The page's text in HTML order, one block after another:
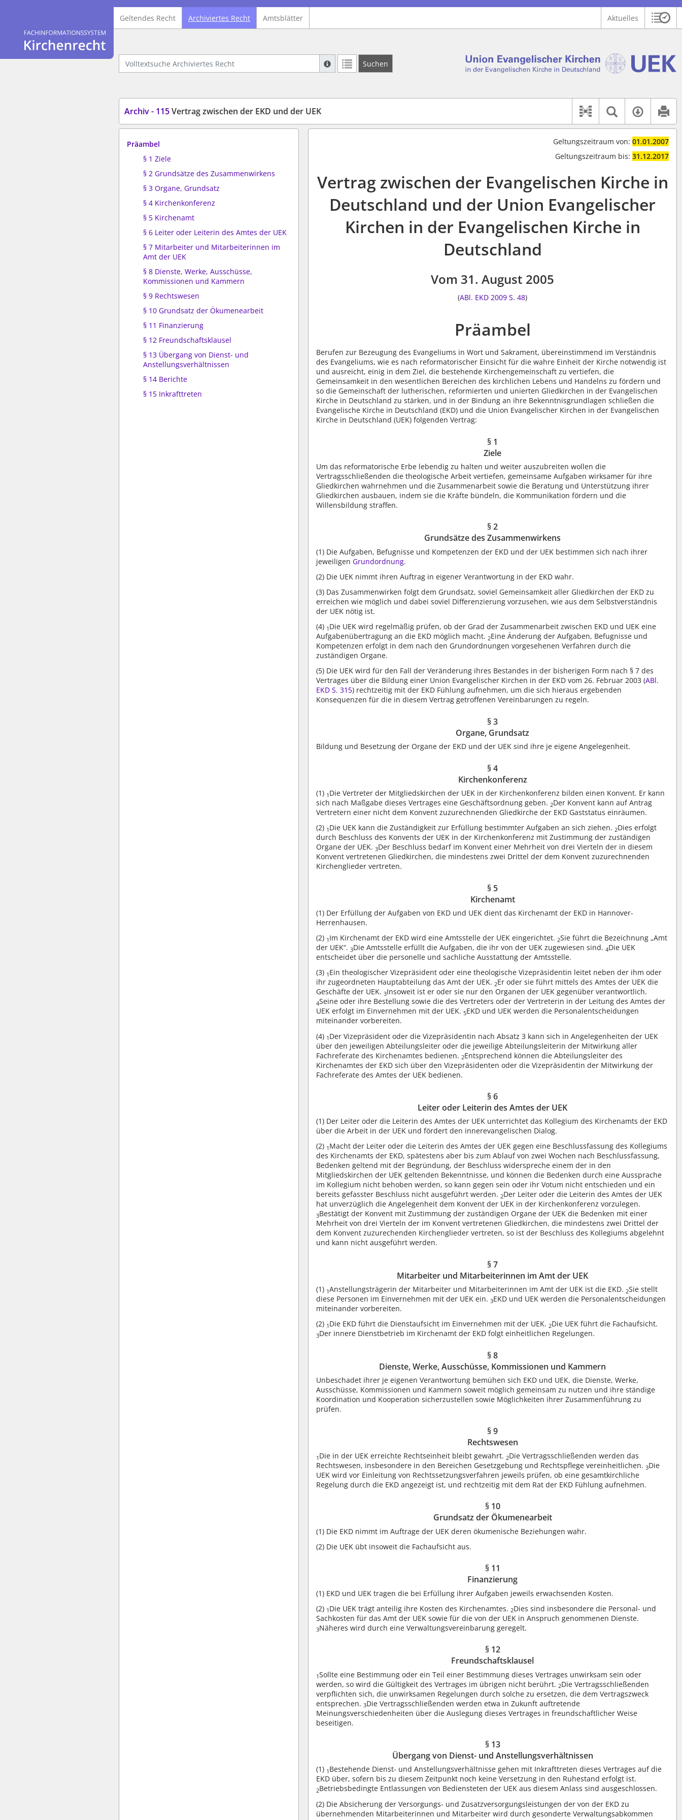
Logo Fachinformationssystem Kirchenrecht
Geltendes Recht Archiviertes Recht Amtsblätter Aktuelles
Volltextsuche Archiviertes Recht
Suche mit Platzhalter "*", Bsp. Pfarrer*, findet auch: "Pfarrerinitiative" oder "Pfarrerausschuss".
Suchen
Archiv - 115Vertrag zwischen der EKD und der UEK
Dokument-
Textsuche
Präambel
§ 1 Ziele
§ 2 Grundsätze des Zusammenwirkens
§ 3 Organe, Grundsatz
§ 4 Kirchenkonferenz
§ 5 Kirchenamt
§ 6 Leiter oder Leiterin des Amtes der UEK
§ 7 Mitarbeiter und Mitarbeiterinnen im
Amt der UEK
§ 8 Dienste, Werke, Ausschüsse,
Kommissionen und Kammern
§ 9 Rechtswesen
§ 10 Grundsatz der Ökumenearbeit
§ 11 Finanzierung
§ 12 Freundschaftsklausel
§ 13 Übergang von Dienst- und
Anstellungsverhältnissen
§ 14 Berichte
§ 15 Inkrafttreten
Geltungszeitraum von: 01.01.2007
Geltungszeitraum bis: 31.12.2017
Vertrag zwischen der Evangelischen Kirche in
Deutschland und der Union Evangelischer
Kirchen in der Evangelischen Kirche in
Deutschland
Vom 31. August 2005
(ABl. EKD 2009 S. 48)
Präambel
Berufen zur Bezeugung des Evangeliums in Wort und Sakrament, übereinstimmend im Verständnis
des Evangeliums, wie es nach reformatorischer Einsicht für die wahre Einheit der Kirche notwendig ist
und ausreicht, einig in dem Ziel, die bestehende Kirchengemeinschaft zu vertiefen, die
Gemeinsamkeit in den wesentlichen Bereichen des kirchlichen Lebens und Handelns zu fördern und
so die Gemeinschaft der lutherischen, reformierten und unierten Gliedkirchen in der Evangelischen
Kirche in Deutschland zu stärken, und in der Bindung an ihre Bekenntnisgrundlagen schließen die
Evangelische Kirche in Deutschland (EKD) und die Union Evangelischer Kirchen in der Evangelischen
Kirche in Deutschland (UEK) folgenden Vertrag:
§ 1
Ziele
Um das reformatorische Erbe lebendig zu halten und weiter auszubreiten wollen die
Vertragsschließenden die theologische Arbeit vertiefen, gemeinsame Aufgaben wirksamer für ihre
Gliedkirchen wahrnehmen und die Zusammenarbeit sowie die Beratung und Unterstützung ihrer
Gliedkirchen ausbauen, indem sie die Kräfte bündeln, die Kommunikation fördern und die
Willensbildung straffen.
§ 2
Grundsätze des Zusammenwirkens
(1) Die Aufgaben, Befugnisse und Kompetenzen der EKD und der UEK bestimmen sich nach ihrer
jeweiligenGrundordnung.
(2) Die UEK nimmt ihren Auftrag in eigener Verantwortung in der EKD wahr.
(3) Das Zusammenwirken folgt dem Grundsatz, soviel Gemeinsamkeit aller Gliedkirchen der EKD zu
erreichen wie möglich und dabei soviel Differenzierung vorzusehen, wie aus dem Selbstverständnis
der UEK nötig ist.
(4) 1 Die UEK wird regelmäßig prüfen, ob der Grad der Zusammenarbeit zwischen EKD und UEK eine
Aufgabenübertragung an die EKD möglich macht. 2Eine Änderung der Aufgaben, Befugnisse und
Kompetenzen erfolgt in dem nach den Grundordnungen vorgesehenen Verfahren durch die
zuständigen Organe.
(5) Die UEK wird für den Fall der Veränderung ihres Bestandes in der bisherigen Form nach § 7 des
Vertrages über die Bildung einer Union Evangelischer Kirchen in der EKD vom 26. Februar 2003 (ABl.
EKD S. 315) rechtzeitig mit der EKD Fühlung aufnehmen, um die sich hieraus ergebenden
Konsequenzen für die in diesem Vertrag getroffenen Vereinbarungen zu regeln.
§ 3
Organe, Grundsatz
Bildung und Besetzung der Organe der EKD und der UEK sind ihre je eigene Angelegenheit.
§ 4
Kirchenkonferenz
(1) 1 Die Vertreter der Mitgliedskirchen der UEK in der Kirchenkonferenz bilden einen Konvent. Er kann
sich nach Maßgabe dieses Vertrages eine Geschäftsordnung geben. 2Der Konvent kann auf Antrag
Vertretern einer nicht dem Konvent zuzurechnenden Gliedkirche der EKD Gaststatus einräumen.
(2) 1 Die UEK kann die Zuständigkeit zur Erfüllung bestimmter Aufgaben an sich ziehen. 2Dies erfolgt
durch Beschluss des Konvents der UEK in der Kirchenkonferenz mit Zustimmung der zuständigen
Organe der UEK.3Der Beschluss bedarf im Konvent einer Mehrheit von drei Vierteln der in diesem
Konvent vertretenen Gliedkirchen, die mindestens zwei Drittel der dem Konvent zuzurechnenden
Kirchenglieder vertreten.
§ 5
Kirchenamt
(1) Der Erfüllung der Aufgaben von EKD und UEK dient das Kirchenamt der EKD in Hannover-
Herrenhausen.
(2) 1 Im Kirchenamt der EKD wird eine Amtsstelle der UEK eingerichtet. 2Sie führt die Bezeichnung „Amt
der UEK“.3Die Amtsstelle erfüllt die Aufgaben, die ihr von der UEK zugewiesen sind.4Die UEK
entscheidet über die personelle und sachliche Ausstattung der Amtsstelle.
(3) 1 Ein theologischer Vizepräsident oder eine theologische Vizepräsidentin leitet neben der ihm oder
ihr zugeordneten Hauptabteilung das Amt der UEK. 2Er oder sie führt mittels des Amtes der UEK die
Geschäfte der UEK.3Insoweit ist er oder sie nur den Organen der UEK gegenüber verantwortlich.
4Seine oder ihre Bestellung sowie die des Vertreters oder der Vertreterin in der Leitung des Amtes der
UEK erfolgt im Einvernehmen mit der UEK. 5EKD und UEK werden die Personalentscheidungen
miteinander vorbereiten.
(4) 1 Der Vizepräsident oder die Vizepräsidentin nach Absatz 3 kann sich in Angelegenheiten der UEK
über den jeweiligen Abteilungsleiter oder die jeweilige Abteilungsleiterin der Mitwirkung aller
Fachreferate des Kirchenamtes bedienen. 2Entsprechend können die Abteilungsleiter des
Kirchenamtes der EKD sich über den Vizepräsidenten oder die Vizepräsidentin der Mitwirkung der
Fachreferate des Amtes der UEK bedienen.
§ 6
Leiter oder Leiterin des Amtes der UEK
(1) Der Leiter oder die Leiterin des Amtes der UEK unterrichtet das Kollegium des Kirchenamts der EKD
über die Arbeit in der UEK und fördert den innerevangelischen Dialog.
(2) 1 Macht der Leiter oder die Leiterin des Amtes der UEK gegen eine Beschlussfassung des Kollegiums
des Kirchenamts der EKD, spätestens aber bis zum Ablauf von zwei Wochen nach Beschlussfassung,
Bedenken geltend mit der Begründung, der Beschluss widerspreche einem der in den
Mitgliedskirchen der UEK geltenden Bekenntnisse, und können die Bedenken durch eine Aussprache
im Kollegium nicht behoben werden, so kann gegen sein oder ihr Votum nicht entschieden und ein
bereits gefasster Beschluss nicht ausgeführt werden. 2Der Leiter oder die Leiterin des Amtes der UEK
hat unverzüglich die Angelegenheit dem Konvent der UEK in der Kirchenkonferenz vorzulegen.
3Bestätigt der Konvent mit Zustimmung der zuständigen Organe der UEK die Bedenken mit einer
Mehrheit von drei Vierteln der im Konvent vertretenen Gliedkirchen, die mindestens zwei Drittel der
dem Konvent zuzurechenden Kirchenglieder vertreten, so ist der Beschluss des Kollegiums abgelehnt
und kann nicht ausgeführt werden.
§ 7
Mitarbeiter und Mitarbeiterinnen im Amt der UEK
(1) 1Anstellungsträgerin der Mitarbeiter und Mitarbeiterinnen im Amt der UEK ist die EKD. 2Sie stellt
diese Personen im Einvernehmen mit der UEK ein.3EKD und UEK werden die Personalentscheidungen
miteinander vorbereiten.
(2) 1 Die EKD führt die Dienstaufsicht im Einvernehmen mit der UEK. 2Die UEK führt die Fachaufsicht.
3Der innere Dienstbetrieb im Kirchenamt der EKD folgt einheitlichen Regelungen.
§ 8
Dienste, Werke, Ausschüsse, Kommissionen und Kammern
Unbeschadet ihrer je eigenen Verantwortung bemühen sich EKD und UEK, die Dienste, Werke,
Ausschüsse, Kommissionen und Kammern soweit möglich gemeinsam zu nutzen und ihre ständige
Koordination und Kooperation sicherzustellen sowie Möglichkeiten ihrer Zusammenführung zu
prüfen.
§ 9
Rechtswesen
1 Die in der UEK erreichte Rechtseinheit bleibt gewahrt. 2Die Vertragsschließenden werden das
Rechtswesen, insbesondere in den Bereichen Gesetzgebung und Rechtspflege vereinheitlichen.3Die
UEK wird vor Einleitung von Rechtssetzungsverfahren jeweils prüfen, ob eine gesamtkirchliche
Regelung durch die EKD angezeigt ist, und rechtzeitig mit dem Rat der EKD Fühlung aufnehmen.
§ 10
Grundsatz der Ökumenearbeit
(1) Die EKD nimmt im Auftrage der UEK deren ökumenische Beziehungen wahr.
(2) Die UEK übt insoweit die Fachaufsicht aus.
§ 11
Finanzierung
(1) EKD und UEK tragen die bei Erfüllung ihrer Aufgaben jeweils erwachsenden Kosten.
(2) 1 Die UEK trägt anteilig ihre Kosten des Kirchenamtes. 2Dies sind insbesondere die Personal- und
Sachkosten für das Amt der UEK sowie für die von der UEK in Anspruch genommenen Dienste.
3Näheres wird durch eine Verwaltungsvereinbarung geregelt.
§ 12
Freundschaftsklausel
1Sollte eine Bestimmung oder ein Teil einer Bestimmung dieses Vertrages unwirksam sein oder
werden, so wird die Gültigkeit des Vertrages im übrigen nicht berührt. 2Die Vertragsschließenden
verpflichten sich, die unwirksamen Regelungen durch solche zu ersetzen, die dem Vertragszweck
entsprechen.3Die Vertragsschließenden werden etwa in Zukunft auftretende
Meinungsverschiedenheiten über die Auslegung dieses Vertrages in freundschaftlicher Weise
beseitigen.
§ 13
Übergang von Dienst- und Anstellungsverhältnissen
(1) 1 Bestehende Dienst- und Anstellungsverhältnisse gehen mit Inkrafttreten dieses Vertrages auf die
EKD über, sofern bis zu diesem Zeitpunkt noch keine Versetzung in den Ruhestand erfolgt ist.
2Betriebsbedingte Entlassungen von Bediensteten der UEK aus diesem Anlass sind ausgeschlossen.
(2) Die Absicherung der Versorgungs- und Zusatzversorgungsleistungen der von der EKD zu
übernehmenden Mitarbeiterinnen und Mitarbeiter wird durch gesonderte Verwaltungsabkommen